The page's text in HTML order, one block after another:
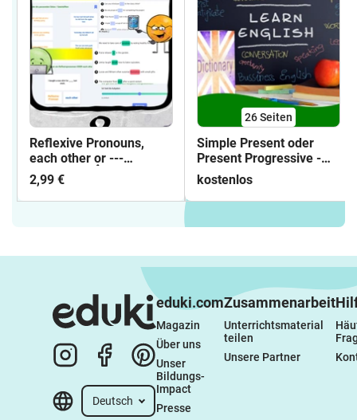
Reflexive Pronouns,
each other or ---
Interactive 👆
2,99 €
26Seiten
Simple Present oder
Present Progressive -
Arbeitsblätter mit
Lösungen
kostenlos
Deutsch
eduki.com
Magazin
Über uns
Unser
Bildungs-
Impact
Presse
Zusammenarbeit
Unterrichtsmaterial
teilen
Unsere Partner